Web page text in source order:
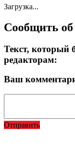
Загрузка...
Сообщить об
Текст, который
редакторам:
Ваш
Отправить